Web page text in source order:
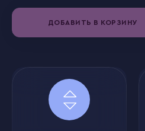
ДОБАВИТЬ В КОРЗИНУ